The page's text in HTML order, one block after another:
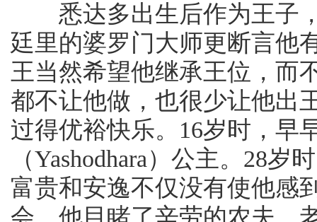
悉达多出生后作为王子，
廷里的婆罗门大师更断言他
王当然希望他继承王位，而
都不让他做，也很少让他出
过得优裕快乐。16岁时，早
（Yashodhara）公主。28
富贵和安逸不仅没有使他感
会，他目睹了辛劳的农夫、